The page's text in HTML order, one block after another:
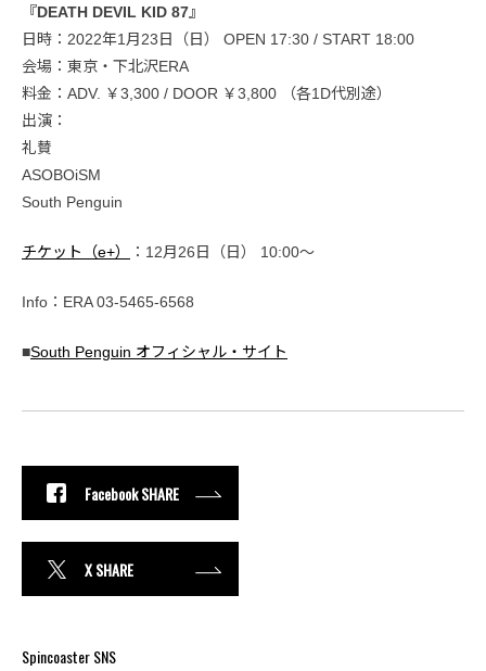
『DEATH DEVIL KID 87』
日時：2022年1月23日（日） OPEN 17:30 / START 18:00
会場：東京・下北沢ERA
料金：ADV. ￥3,300 / DOOR ￥3,800 （各1D代別途）
出演：
礼賛
ASOBOiSM
South Penguin
チケット（e+） ：12月26日（日） 10:00〜
Info：ERA 03-5465-6568
■South Penguin オフィシャル・サイト
Facebook SHARE
X SHARE
Spincoaster SNS